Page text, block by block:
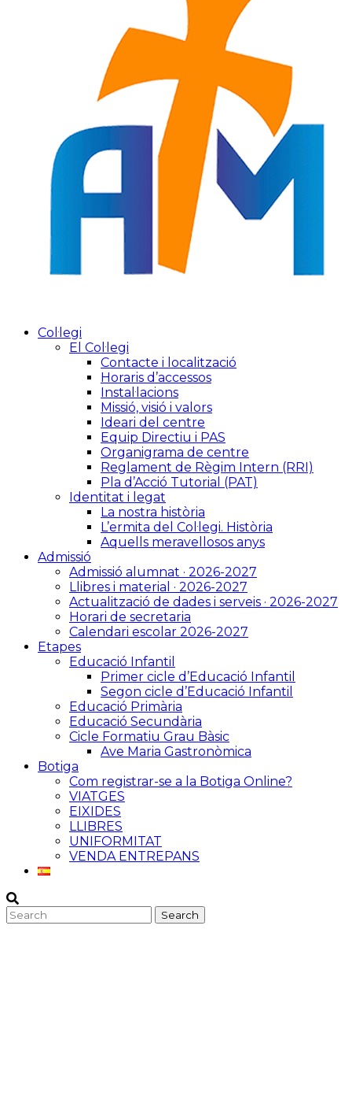
Col·legi
El Col·legi
Contacte i localització
Horaris d’accessos
Instal·lacions
Missió, visió i valors
Ideari del centre
Equip Directiu i PAS
Organigrama de centre
Reglament de Règim Intern (RRI)
Pla d’Acció Tutorial (PAT)
Identitat i legat
La nostra història
L’ermita del Col·legi. Història
Aquells meravellosos anys
Admissió
Admissió alumnat · 2026-2027
Llibres i material · 2026-2027
Actualització de dades i serveis · 2026-2027
Horari de secretaria
Calendari escolar 2026-2027
Etapes
Educació Infantil
Primer cicle d’Educació Infantil
Segon cicle d’Educació Infantil
Educació Primària
Educació Secundària
Cicle Formatiu Grau Bàsic
Ave Maria Gastronòmica
Botiga
Com registrar-se a la Botiga Online?
VIATGES
EIXIDES
LLIBRES
UNIFORMITAT
VENDA ENTREPANS